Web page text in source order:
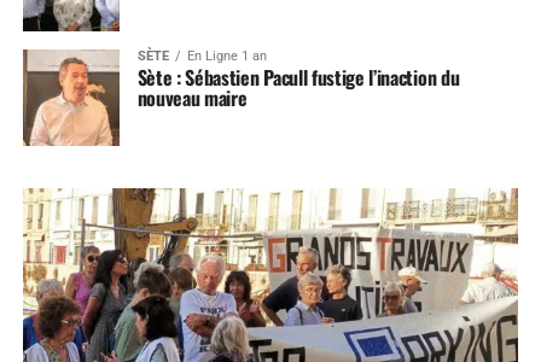
SÈTE En Ligne 1 an
Sète : Sébastien Pacull fustige l’inaction du
nouveau maire